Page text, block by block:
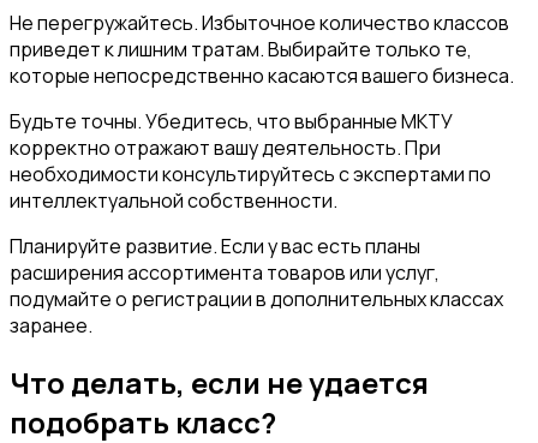
Не перегружайтесь. Избыточное количество классов
приведет к лишним тратам. Выбирайте только те,
которые непосредственно касаются вашего бизнеса.
Будьте точны. Убедитесь, что выбранные МКТУ
корректно отражают вашу деятельность. При
необходимости консультируйтесь с экспертами по
интеллектуальной собственности.
Планируйте развитие. Если у вас есть планы
расширения ассортимента товаров или услуг,
подумайте о регистрации в дополнительных классах
заранее.
Что делать, если не удается
подобрать класс?